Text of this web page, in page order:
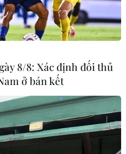
thảo luận về tình hình
đốt
8/8: Xác định đối thủ
ở bán kết